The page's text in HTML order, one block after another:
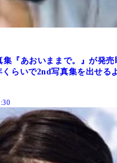
集『あおいままで。』が発
くらいで2nd写真集を出せる